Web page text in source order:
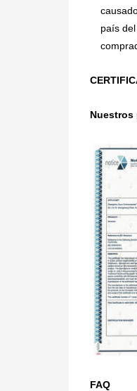
país
FAQ